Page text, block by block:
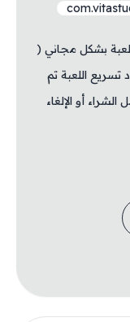
بشكل مجاني (
اللعبة تم
أو الإلغاء